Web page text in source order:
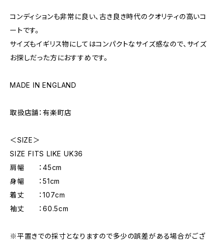
コンディションも非常に良い、古き良き時代のクオリティの高いコ
ートです。
サイズもイギリス物にしてはコンパクトなサイズ感なので、サイズ
お探しだった方におすすめです。
MADE IN ENGLAND
取扱店舗：有楽町店
＜SIZE＞
SIZE FITS LIKE UK36
肩幅 ：45cm
身幅 ：51cm
着丈 ：107cm
袖丈 ：60.5cm
※平置きでの採寸となりますので多少の誤差がある場合がござ